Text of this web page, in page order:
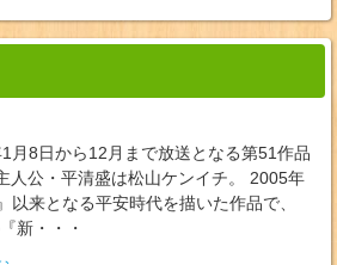
1月8日から12月まで放送となる第51作品
人公・平清盛は松山ケンイチ。 2005年
以来となる平安時代を描いた作品で、
新・・・